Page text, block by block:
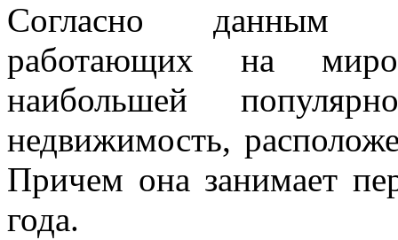
Согласно данным
работающих на
наибольшей
недвижимость,
Причем она занимает
года.